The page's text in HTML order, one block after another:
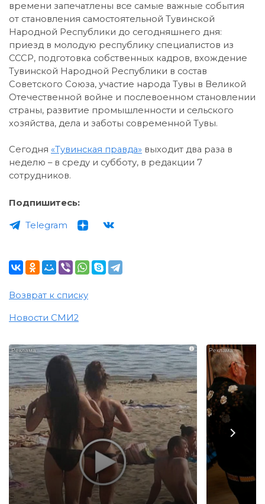
времени запечатлены все самые важные события
от становления самостоятельной Тувинской
Народной Республики до сегодняшнего дня:
приезд в молодую республику специалистов из
СССР, подготовка собственных кадров, вхождение
Тувинской Народной Республики в состав
Советского Союза, участие народа Тувы в Великой
Отечественной войне и послевоенном становлении
страны, развитие промышленности и сельского
хозяйства, дела и заботы современной Тувы.
Сегодня «Тувинская правда» выходит два раза в
неделю – в среду и субботу, в редакции 7
сотрудников.
Подпишитесь:
Telegram
Возврат к списку
Новости СМИ2
i